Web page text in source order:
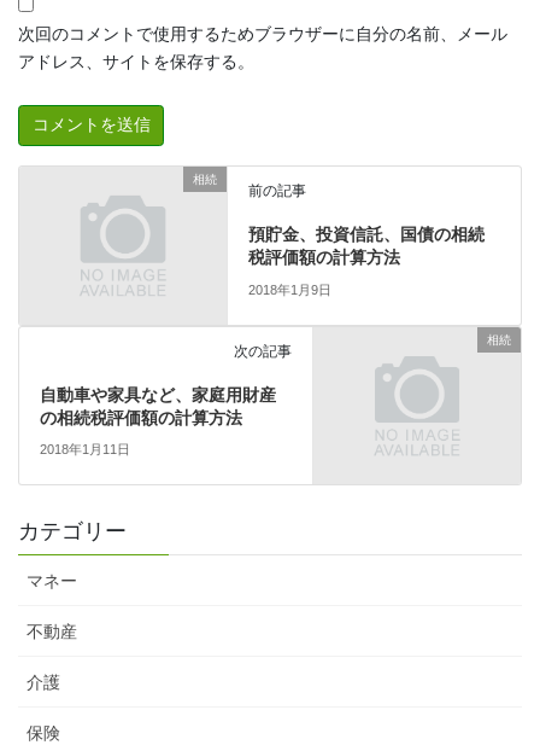
次回のコメントで使用するためブラウザーに自分の名前、メール
アドレス、サイトを保存する。
相続
前の記事
預貯金、投資信託、国債の相続
税評価額の計算方法
2018年1月9日
相続
次の記事
自動車や家具など、家庭用財産
の相続税評価額の計算方法
2018年1月11日
カテゴリー
マネー
不動産
介護
保険